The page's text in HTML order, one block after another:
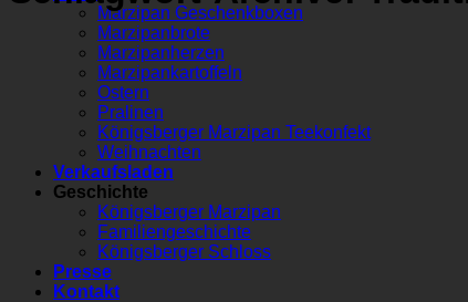
Marzipan Geschenkboxen
Marzipanbrote
Marzipanherzen
Marzipankartoffeln
Ostern
Pralinen
Königsberger Marzipan Teekonfekt
Weihnachten
Verkaufsladen
Geschichte
Königsberger Marzipan
Familiengeschichte
Königsberger Schloss
Presse
Kontakt